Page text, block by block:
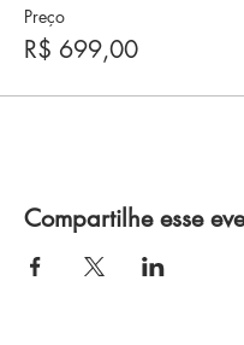
Preço
R$ 699,00
Compartilhe esse